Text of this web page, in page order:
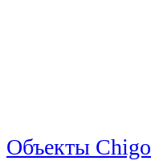
Объекты Chigo